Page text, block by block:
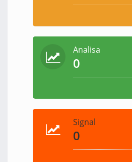
Analisa
0
Signal
0